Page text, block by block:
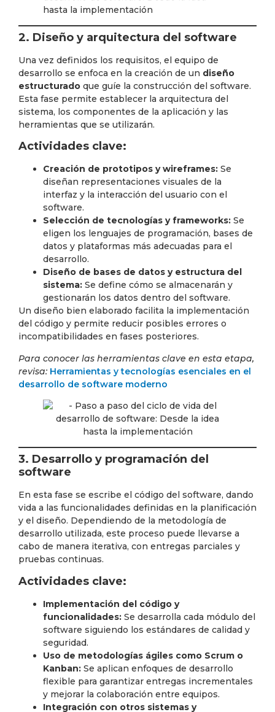
2. Diseño y arquitectura del software
Una vez definidos los requisitos, el equipo de
desarrollo se enfoca en la creación de un diseño
estructurado que guíe la construcción del software.
Esta fase permite establecer la arquitectura del
sistema, los componentes de la aplicación y las
herramientas que se utilizarán.
Actividades clave:
Creación de prototipos y wireframes: Se
diseñan representaciones visuales de la
interfaz y la interacción del usuario con el
software.
Selección de tecnologías y frameworks: Se
eligen los lenguajes de programación, bases de
datos y plataformas más adecuadas para el
desarrollo.
Diseño de bases de datos y estructura del
sistema: Se define cómo se almacenarán y
gestionarán los datos dentro del software.
Un diseño bien elaborado facilita la implementación
del código y permite reducir posibles errores o
incompatibilidades en fases posteriores.
Para conocer las herramientas clave en esta etapa,
revisa: Herramientas y tecnologías esenciales en el
desarrollo de software moderno
3. Desarrollo y programación del
software
En esta fase se escribe el código del software, dando
vida a las funcionalidades definidas en la planificación
y el diseño. Dependiendo de la metodología de
desarrollo utilizada, este proceso puede llevarse a
cabo de manera iterativa, con entregas parciales y
pruebas continuas.
Actividades clave:
Implementación del código y
funcionalidades: Se desarrolla cada módulo del
software siguiendo los estándares de calidad y
seguridad.
Uso de metodologías ágiles como Scrum o
Kanban: Se aplican enfoques de desarrollo
flexible para garantizar entregas incrementales
y mejorar la colaboración entre equipos.
Integración con otros sistemas y